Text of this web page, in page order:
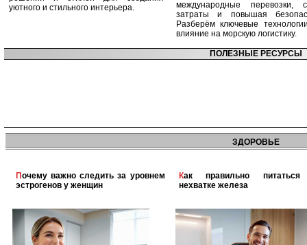
уютного и стильного интерьера.
международные перевозки,
затраты и повышая
Разберём ключевые
влияние на морскую логистику.
ПОЛЕЗНЫЕ РЕСУРСЫ
ЗДОРОВЬЕ
Почему важно следить за уровнем
эстрогенов у женщин
Как правильно питаться при
нехватке железа